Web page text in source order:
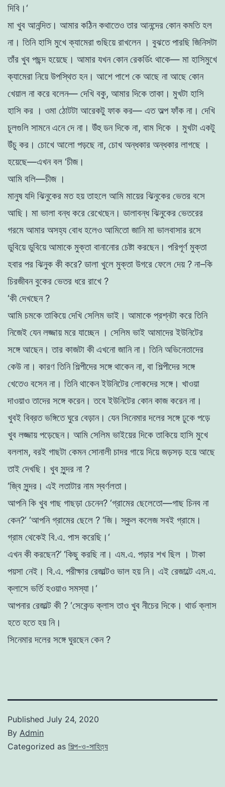
দিবি । ‘
মা খুব আনন্দিত। আমার কঠিন কথাতেওতার আনন্দের কোনকমতিহল
না । তিনিহাসি মুখে ক্যামেরা গুছিয়েরাখলেন । বুঝতেপারছি জিনিসটা
তাঁর খুব পছন্দহয়েছে । আমার যখনকোনরেকর্ডিং থাকে— মা হাসিমুখে
ক্যামেরা নিয়েউপস্থিতহন। আশে পাশে কে আছে না আছে কোন
খেয়াল না করে বলেন— দেখি বকু, আমার দিকেতাকা । মুখটা হাসি
হাসি কর । ওমা ঠোটটা আরেকটু ফাক কর— এতঅল্পফাঁক না। দেখি
চুলগুলি সামনে এনে দে না । উঁহুডনদিকে না, বাম দিকে । মুখটা একটু
উঁচু কর । চোখে আলাে পড়ছে না, চোখ অন্ধকার অন্ধকার লাগছে ।
হয়েছে—এখনবল ‘চীজ।
আমি বলি—চীজ ।
মানুষ যদিঝিনুকের মতহয় তাহলে আমি মায়ের ঝিনুকের ভেতর বসে
আছি। মা ভালা বন্ধকরে রেখেছেন। ডালাবন্ধঝিনুকের ভেতরের
গরমে আমার অসহ্যবােধহলেও আমিতাে জানিমা ভালবাসার রসে
ডুবিয়ে ডুবিয়ে আমাকে মুক্তা বানানাের চেষ্টা করছেন। পরিপূর্ণমুক্তা
হবার পর ঝিনুক কীকরে? ডালা খুলে মুক্তা উগরে ফেলে দেয়? না–কি
চিরজীবনবুকের ভেতর ধরে রাখে ?
‘কী দেখছেন?
আমি চমকে তাকিয়ে দেখি সেলিম ভাই। আমাকে প্রশ্নটা করে তিনি
নিজেই যেনলজ্জায় মরে যাচ্ছেন । সেলিম ভাই আমাদেরইউনিটের
সঙ্গে আছেন।তার কাজটা কী এখনাে জানি না । তিনিঅভিনেতাদের
কেউ না । কারণ তিনিশিল্পীদের সঙ্গে থাকেন না, বা শিল্পীদের সঙ্গে
খেতেও বসেন না । তিনিথাকেনইউনিটের লােকদের সঙ্গে। খাওয়া
দাওয়াওতাদের সঙ্গেকরেন।তবে ইউনিটের কোন কাজ করেননা।
খুবই বিব্রত ভঙ্গিতে ঘুরে বেড়ান। যেনসিনেমারদলের সঙ্গেঢুকে পড়ে
খুব লজ্জায়পড়েছেন। আমি সেলিম ভাইয়ের দিকে তাকিয়েহাসি মুখে
বললাম, বরই গাছটা কেমনসােনালীচাদর গায়েদিয়েজড়সড় হয়েআছে
তাই দেখছি । খুব সুন্দর না ?
‘জ্বি সুন্দর। এই লতাটার নামস্বর্ণলতা ।
আপনিকি খুব গাছ গাছড়া চেনেন? ‘গ্রামের ছেলেতাে—গাছ চিনব না
কেন?‘ ‘আপনি গ্রামের ছেলে ? ‘জি।স্কুল কলেজ সবই গ্রামে ।
গ্রাম থেকেই বি.এ. পাস করেছি। ‘
এখনকীকরছেন?’ ‘কিছু করছি না । এম.এ. পড়ার শখ ছিল ।টাকা
পয়সা নেই । বি.এ. পরীক্ষার রেজাল্টও ভাল হয়নি। এই রেজাল্টে এম.এ.
ক্লাসে ভর্তিহওয়াও সমস্যা। ‘
আপনার রেজাল্ট কী? ‘সেকেন্ডক্লাসতাও খুব নীচের দিকে । থার্ডক্লাস
হতেহতেহয়নি।
সিনেমার দলের সঙ্গেঘুরছেনকেন ?
Published July 24, 2020
By Admin
Categorized as শিল্প-ও-সাহিত্য